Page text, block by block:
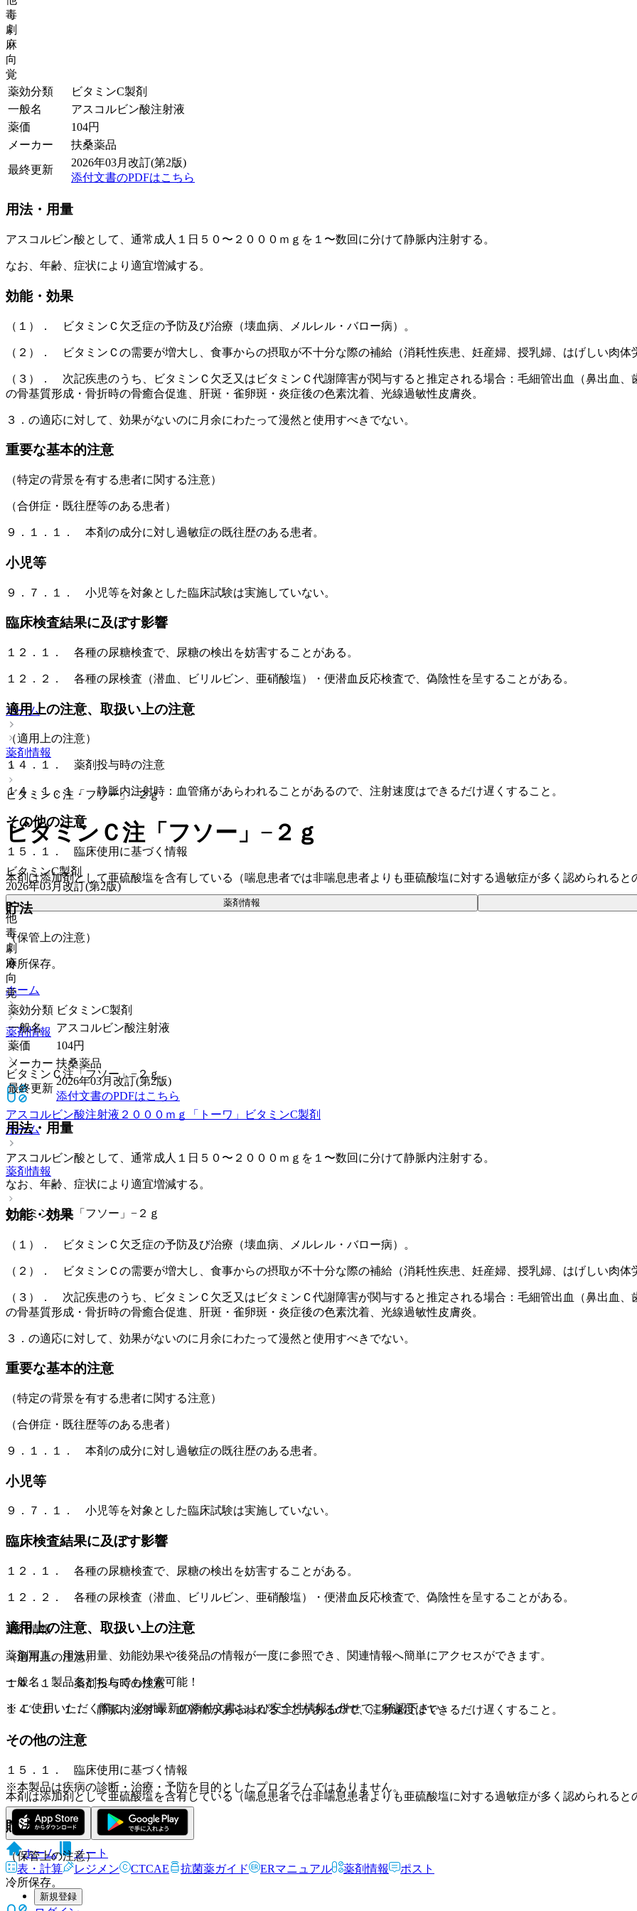
毒
劇
麻
向
覚
薬効分類
ビタミンC製剤
一般名
アスコルビン酸注射液
薬価
104円
メーカー
扶桑薬品
最終更新
2026年03月改訂(第2版)
添付文書のPDFはこちら
用法・用量
アスコルビン酸として、通常成人１日５０〜２０００ｍｇを１〜数回に分けて静脈内注射する。
なお、年齢、症状により適宜増減する。
効能・効果
（１）． ビタミンＣ欠乏症の予防及び治療（壊血病、メルレル・バロー病）。
（２）． ビタミンＣの需要が増大し、食事からの摂取が不十分な際の補給（消耗性疾患、妊産婦、授乳婦、はげしい肉体
（３）． 次記疾患のうち、ビタミンＣ欠乏又はビタミンＣ代謝障害が関与すると推定される場合：毛細管出血（鼻出血
の骨基質形成・骨折時の骨癒合促進、肝斑・雀卵斑・炎症後の色素沈着、光線過敏性皮膚炎。
３．の適応に対して、効果がないのに月余にわたって漫然と使用すべきでない。
重要な基本的注意
（特定の背景を有する患者に関する注意）
（合併症・既往歴等のある患者）
９．１．１． 本剤の成分に対し過敏症の既往歴のある患者。
小児等
９．７．１． 小児等を対象とした臨床試験は実施していない。
臨床検査結果に及ぼす影響
１２．１． 各種の尿糖検査で、尿糖の検出を妨害することがある。
１２．２． 各種の尿検査（潜血、ビリルビン、亜硝酸塩）・便潜血反応検査で、偽陰性を呈することがある。
適用上の注意、取扱い上の注意
（適用上の注意）
１４．１． 薬剤投与時の注意
１４．１．１． 静脈内注射時：血管痛があらわれることがあるので、注射速度はできるだけ遅くすること。
その他の注意
１５．１． 臨床使用に基づく情報
本剤は添加剤として亜硫酸塩を含有している（喘息患者では非喘息患者よりも亜硫酸塩に対する過敏症が多く認められると
貯法
（保管上の注意）
冷所保存。
ホーム
薬剤情報
ビタミンＣ注「フソー」−２ｇ
アスコルビン酸注射液２０００ｍｇ「トーワ」
ビタミンC製剤
ホーム
薬剤情報
ビタミンＣ注「フソー」−２ｇ
ホーム
薬剤情報
ビタミンＣ注「フソー」−２ｇ
ビタミンＣ注「フソー」−２ｇ
ビタミンC製剤
2026年03月改訂(第2版)
薬剤情報
他
毒
劇
麻
向
覚
薬効分類 ビタミンC製剤
一般名
アスコルビン酸注射液
薬価
104円
メーカー 扶桑薬品
最終更新
2026年03月改訂(第2版)
添付文書のPDFはこちら
用法・用量
アスコルビン酸として、通常成人１日５０〜２０００ｍｇを１〜数回に分けて静脈内注射する。
なお、年齢、症状により適宜増減する。
効能・効果
（１）． ビタミンＣ欠乏症の予防及び治療（壊血病、メルレル・バロー病）。
（２）． ビタミンＣの需要が増大し、食事からの摂取が不十分な際の補給（消耗性疾患、妊産婦、授乳婦、はげしい肉体
（３）． 次記疾患のうち、ビタミンＣ欠乏又はビタミンＣ代謝障害が関与すると推定される場合：毛細管出血（鼻出血
の骨基質形成・骨折時の骨癒合促進、肝斑・雀卵斑・炎症後の色素沈着、光線過敏性皮膚炎。
３．の適応に対して、効果がないのに月余にわたって漫然と使用すべきでない。
重要な基本的注意
（特定の背景を有する患者に関する注意）
（合併症・既往歴等のある患者）
９．１．１． 本剤の成分に対し過敏症の既往歴のある患者。
小児等
９．７．１． 小児等を対象とした臨床試験は実施していない。
臨床検査結果に及ぼす影響
１２．１． 各種の尿糖検査で、尿糖の検出を妨害することがある。
１２．２． 各種の尿検査（潜血、ビリルビン、亜硝酸塩）・便潜血反応検査で、偽陰性を呈することがある。
適用上の注意、取扱い上の注意
（適用上の注意）
１４．１． 薬剤投与時の注意
１４．１．１． 静脈内注射時：血管痛があらわれることがあるので、注射速度はできるだけ遅くすること。
その他の注意
１５．１． 臨床使用に基づく情報
本剤は添加剤として亜硫酸塩を含有している（喘息患者では非喘息患者よりも亜硫酸塩に対する過敏症が多く認められると
貯法
（保管上の注意）
冷所保存。
薬剤情報
薬剤写真、用法用量、効能効果や後発品の情報が一度に参照でき、関連情報へ簡単にアクセスができます。
一般名、製品名どちらでも検索可能！
※ ご使用いただく際に、必ず最新の添付文書および安全性情報も併せてご確認下さい。
※本製品は疾病の診断・治療・予防を目的としたプログラムではありません。
ホーム
ノート
表・計算
レジメン CTCAE 抗菌薬ガイド ERマニュアル 薬剤情報 ポスト
新規登録